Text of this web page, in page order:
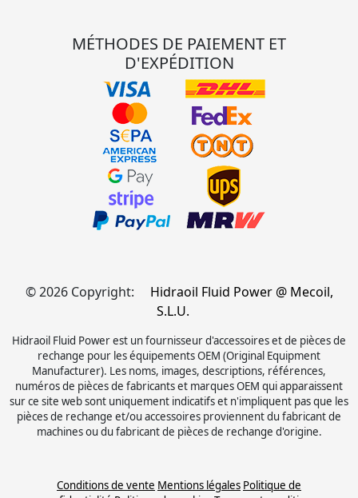
MÉTHODES DE PAIEMENT ET
D'EXPÉDITION
© 2026 Copyright:
Hidraoil Fluid Power @ Mecoil,
S.L.U.
Hidraoil Fluid Power est un fournisseur d'accessoires et de pièces de
rechange pour les équipements OEM (Original Equipment
Manufacturer). Les noms, images, descriptions, références,
numéros de pièces de fabricants et marques OEM qui apparaissent
sur ce site web sont uniquement indicatifs et n'impliquent pas que les
pièces de rechange et/ou accessoires proviennent du fabricant de
machines ou du fabricant de pièces de rechange d'origine.
Conditions de vente Mentions légales Politique de